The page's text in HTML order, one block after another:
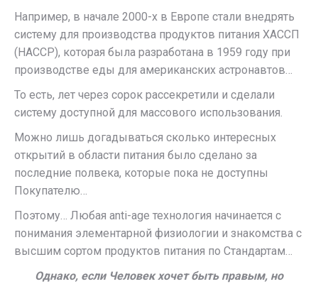
Например, в начале 2000-х в Европе стали внедрять
систему для производства продуктов питания ХАССП
(НАССР), которая была разработана в 1959 году при
производстве еды для американских астронавтов…
То есть, лет через сорок рассекретили и сделали
систему доступной для массового использования.
Можно лишь догадываться сколько интересных
открытий в области питания было сделано за
последние полвека, которые пока не доступны
Покупателю…
Поэтому… Любая anti-age технология начинается с
понимания элементарной физиологии и знакомства с
высшим сортом продуктов питания по Стандартам…
Однако, если Человек хочет быть правым, но